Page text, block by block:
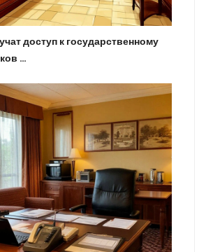
доступ к государственному
…